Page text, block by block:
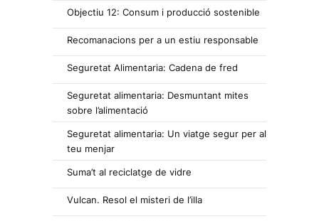
Objectiu 12: Consum i producció sostenible
Recomanacions per a un estiu responsable
Seguretat Alimentaria: Cadena de fred
Seguretat alimentaria: Desmuntant mites
sobre l’alimentació
Seguretat alimentaria: Un viatge segur per al
teu menjar
Suma’t al reciclatge de vidre
Vulcan. Resol el misteri de l’illa